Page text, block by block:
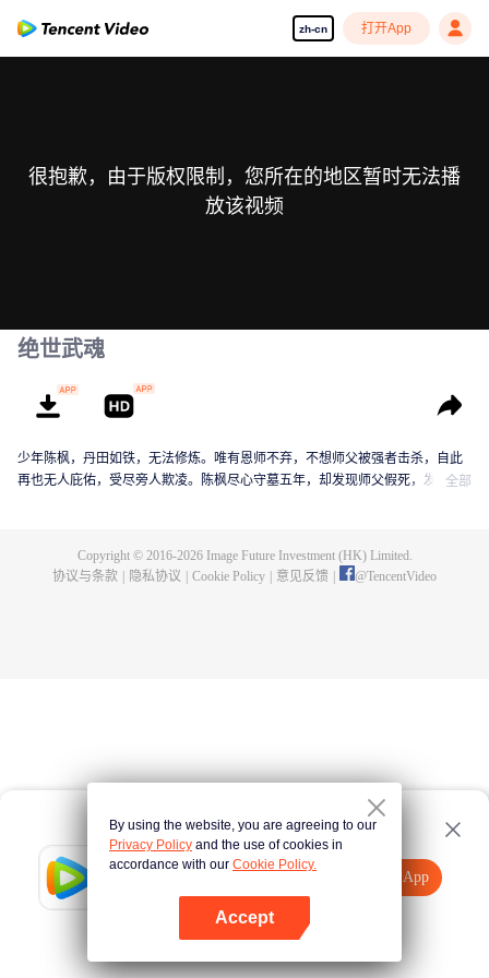
zh-cn 打开App
Tencent Video
打开App
点击此处
很抱歉，由于版权限制，您所在的地区暂时无法播
放该视频
绝世武魂
少年陈枫，丹田如铁，无法修炼。唯有恩师不弃，不想师父被强者击杀，自此
再也无人庇佑，受尽旁人欺凌。陈枫尽心守墓五年，却发现师父假死，发现师
全部
Copyright © 2016-2026Image Future Investment (HK) Limited.
协议与条款
隐私协议 Cookie Policy 意见反馈 @TencentVideo
By using the website, you are agreeing to our
Privacy Policy and the use of cookies in
accordance with our Cookie Policy.
Accept